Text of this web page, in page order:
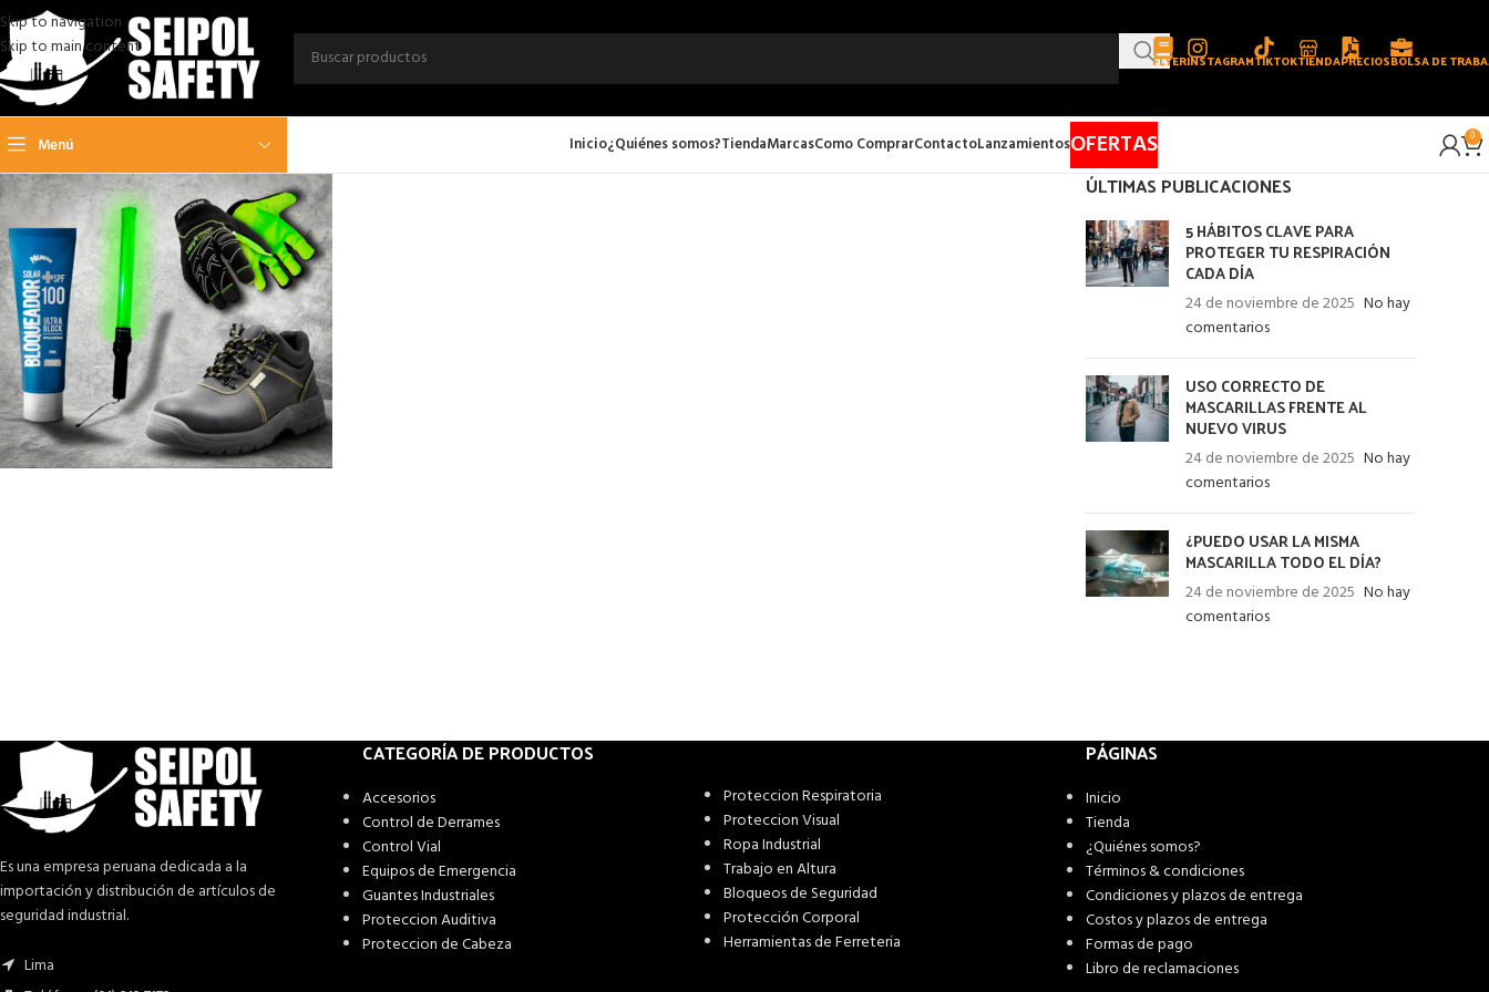
Skip to navigation
Skip to main content
FLYERINSTAGRAMTIKTOKTIENDAPRECIOSBOLSA DE
Menú Inicio¿Quiénes somos?TiendaMarcasComo ComprarContactoLanzamientosOFERTAS 0
ÚLTIMAS PUBLICACIONES
5 HÁBITOS CLAVE PARA
PROTEGER TU RESPIRACIÓN
CADA DÍA
24 de noviembre de 2025 No hay
comentarios
USO CORRECTO DE
MASCARILLAS FRENTE AL
NUEVO VIRUS
24 de noviembre de 2025 No hay
comentarios
¿PUEDO USAR LA MISMA
MASCARILLA TODO EL DÍA?
24 de noviembre de 2025 No hay
comentarios
Es una empresa peruana dedicada a la
importación y distribución de artículos de
seguridad industrial.
Lima
CATEGORÍA DE PRODUCTOS
Accesorios
Control de Derrames
Control Vial
Equipos de Emergencia
Guantes Industriales
Proteccion Auditiva
Proteccion de Cabeza
Proteccion Respiratoria
Proteccion Visual
Ropa Industrial
Trabajo en Altura
Bloqueos de Seguridad
Protección Corporal
Herramientas de Ferreteria
PÁGINAS
Inicio
Tienda
¿Quiénes somos?
Términos & condiciones
Condiciones y plazos de entrega
Costos y plazos de entrega
Formas de pago
Libro de reclamaciones